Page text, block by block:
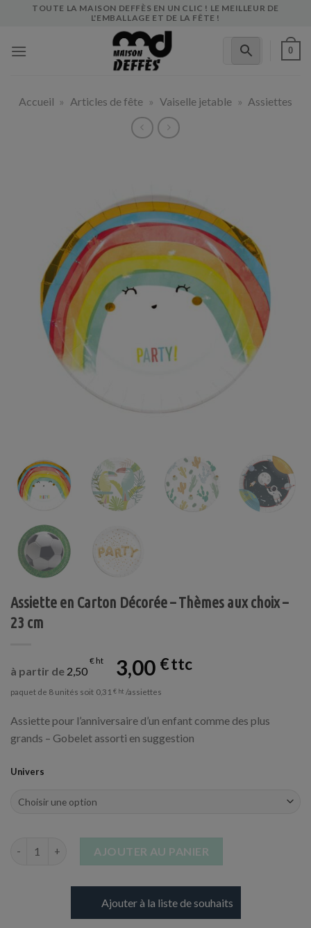
TOUTE LA MAISON DEFFÈS EN UN CLIC ! LE MEILLEUR DE
L'EMBALLAGE ET DE LA FÊTE !
0
Accueil » Articles de fête » Vaiselle jetable » Assiettes
Assiette en Carton Décorée – Thèmes aux choix –
23 cm
à partir de 2,50
€ 3,00 €
paquet de 8 unités soit 0,31 € /assiettes
Assiette pour l’anniversaire d’un enfant comme des plus
grands – Gobelet assorti en suggestion
Univers
AJOUTER AU PANIER
Ajouter à la liste de souhaits